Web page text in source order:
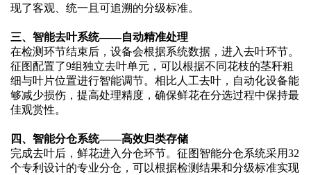
现了客观、统一且可追溯的分级标准。
三、智能去叶系统——自动精准处理
在检测环节结束后，设备会根据系统数据，进入去叶环节。
征图配置了9组独立去叶单元，可以根据不同花枝的茎秆粗
细与叶片位置进行智能调节。相比人工去叶，自动化设备能
够减少损伤，提高处理精度，确保鲜花在分选过程中保持最
佳观赏性。
四、智能分仓系统——高效归类存储
完成去叶后，鲜花进入分仓环节。征图智能分仓系统采用32
个专利设计的专业分仓，可以根据检测结果和分级标准实现